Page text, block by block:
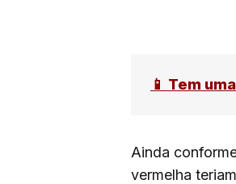
📱 Tem
Ainda
vermelha